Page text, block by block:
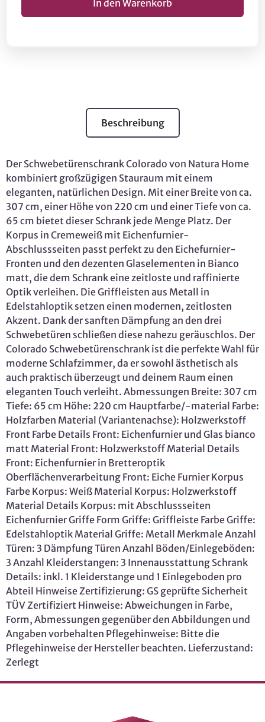
Beschreibung
Der Schwebetürenschrank Colorado von Natura Home
kombiniert großzügigen Stauraum mit einem
eleganten, natürlichen Design. Mit einer Breite von ca.
307 cm, einer Höhe von 220 cm und einer Tiefe von ca.
65 cm bietet dieser Schrank jede Menge Platz. Der
Korpus in Cremeweiß mit Eichenfurnier-
Abschlussseiten passt perfekt zu den Eichefurnier-
Fronten und den dezenten Glaselementen in Bianco
matt, die dem Schrank eine zeitloste und raffinierte
Optik verleihen. Die Griffleisten aus Metall in
Edelstahloptik setzen einen modernen, zeitlosten
Akzent. Dank der sanften Dämpfung an den drei
Schwebetüren schließen diese nahezu geräuschlos. Der
Colorado Schwebetürenschrank ist die perfekte Wahl für
moderne Schlafzimmer, da er sowohl ästhetisch als
auch praktisch überzeugt und deinem Raum einen
eleganten Touch verleiht. Abmessungen Breite: 307 cm
Tiefe: 65 cm Höhe: 220 cm Hauptfarbe/-material Farbe:
Holzfarben Material (Variantenachse): Holzwerkstoff
Front Farbe Details Front: Eichenfurnier und Glas bianco
matt Material Front: Holzwerkstoff Material Details
Front: Eichenfurnier in Bretteroptik
Oberflächenverarbeitung Front: Eiche Furnier Korpus
Farbe Korpus: Weiß Material Korpus: Holzwerkstoff
Material Details Korpus: mit Abschlussseiten
Eichenfurnier Griffe Form Griffe: Griffleiste Farbe Griffe:
Edelstahloptik Material Griffe: Metall Merkmale Anzahl
Türen: 3 Dämpfung Türen Anzahl Böden/Einlegeböden:
3 Anzahl Kleiderstangen: 3 Innenausstattung Schrank
Details: inkl. 1 Kleiderstange und 1 Einlegeboden pro
Abteil Hinweise Zertifizierung: GS geprüfte Sicherheit
TÜV Zertifiziert Hinweise: Abweichungen in Farbe,
Form, Abmessungen gegenüber den Abbildungen und
Angaben vorbehalten Pflegehinweise: Bitte die
Pflegehinweise der Hersteller beachten. Lieferzustand:
Zerlegt